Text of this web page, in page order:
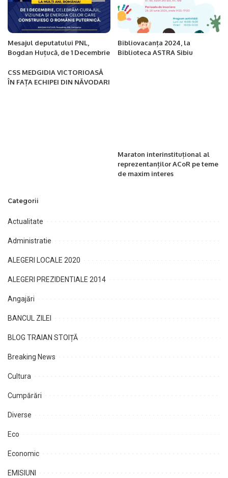
Mesajul deputatului PNL,
Bogdan Huțucă, de 1 Decembrie
Bibliovacanța 2024, la
Biblioteca ASTRA Sibiu
CSS MEDGIDIA VICTORIOASĂ
ÎN FAȚA ECHIPEI DIN NĂVODARI
Maraton interinstituțional al
reprezentanților ACoR pe teme
de maxim interes
Categorii
Actualitate
Administratie
ALEGERI LOCALE 2020
ALEGERI PREZIDENTIALE 2014
Angajări
BANCUL ZILEI
BLOG TRAIAN STOIȚĂ
Breaking News
Cultura
Cumpărări
Diverse
Eco
Economic
EMISIUNI